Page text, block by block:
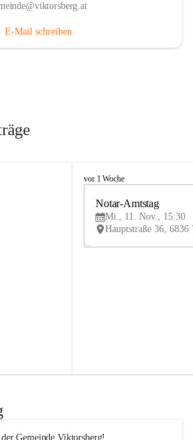
E-Mail schreiben
V
vor 1 Woche
Notar-Amtstag
Mi., 11. Nov., 15:30
Gemeinde Viktorsberg!